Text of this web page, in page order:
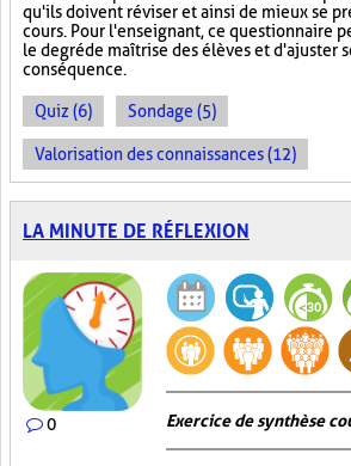
qu'ils doivent réviser et ainsi de mieux se
cours. Pour l'enseignant, ce questionnaire
le degré de maîtrise des élèves et d'ajuster
conséquence.
Quiz (6) Sondage (5)
Valorisation des connaissances (12)
LA MINUTE DE RÉFLEXION
0 Exercice de synthèse